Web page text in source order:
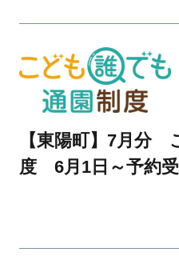
【東陽町】7月分
度 6月1日～予約